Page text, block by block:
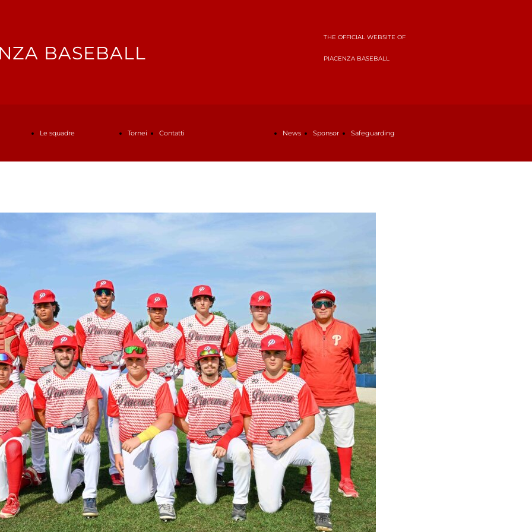
THE OFFICIAL WEBSITE OF
PIACENZA BASEBALL
BASEBALL
Le squadre
Under 14
Under 12
Minibaseball
Tornei Contatti
Baseball
News Sponsor Safeguarding